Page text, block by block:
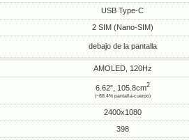
USB Type-C
2 SIM (Nano-SIM)
debajo de la pantalla
AMOLED, 120Hz
6.62", 105.8cm2
(~88.4% pantalla-cuerpo)
2400x1080
398